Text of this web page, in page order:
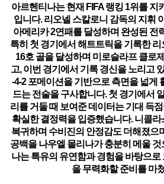
아르헨티나는 현재 FIFA 랭킹 1위를 지
입니다. 리오넬 스칼로니 감독의 지휘
아메리카 2연패를 달성하며 완성된 전
특히 첫 경기에서 해트트릭을 기록한리
16호 골을 달성하며 미로슬라프 클로
고, 이번 경기에서 기록 경신을 노리고
-4-2 포메이션을 기반으로 측면을 넓게
드는 전술을 구사합니다. 첫 경기에서
리를 거둘 때 보여준 데이터는 기대 득
확실한 결정력을 입증했습니다. 니콜라
복귀하며 수비진의 안정감도 더해졌으
공백을 나우엘 몰리나가 충분히 메울 것
나는 특유의 유연함과 경험을 바탕으
을 무력화할 준비를 마